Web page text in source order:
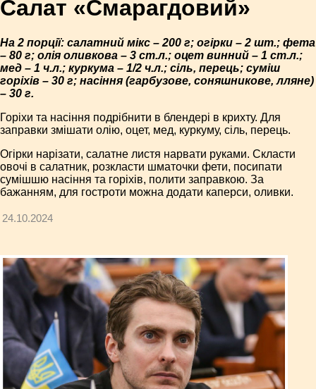
Салат «Смарагдовий»
На 2 порції: салатний мікс – 200 г; огірки – 2 шт.; фета
– 80 г; олія оливкова – 3 ст.л.; оцет винний – 1 ст.л.;
мед – 1 ч.л.; куркума – 1/2 ч.л.; сіль, перець; суміш
горіхів – 30 г; насіння (гарбузове, соняшникове, лляне)
– 30 г.
Горіхи та насіння подрібнити в блендері в крихту. Для
заправки змішати олію, оцет, мед, куркуму, сіль, перець.
Огірки нарізати, салатне листя нарвати руками. Скласти
овочі в салатник, розкласти шматочки фети, посипати
сумішшю насіння та горіхів, полити заправкою. За
бажанням, для гостроти можна додати каперси, оливки.
24.10.2024